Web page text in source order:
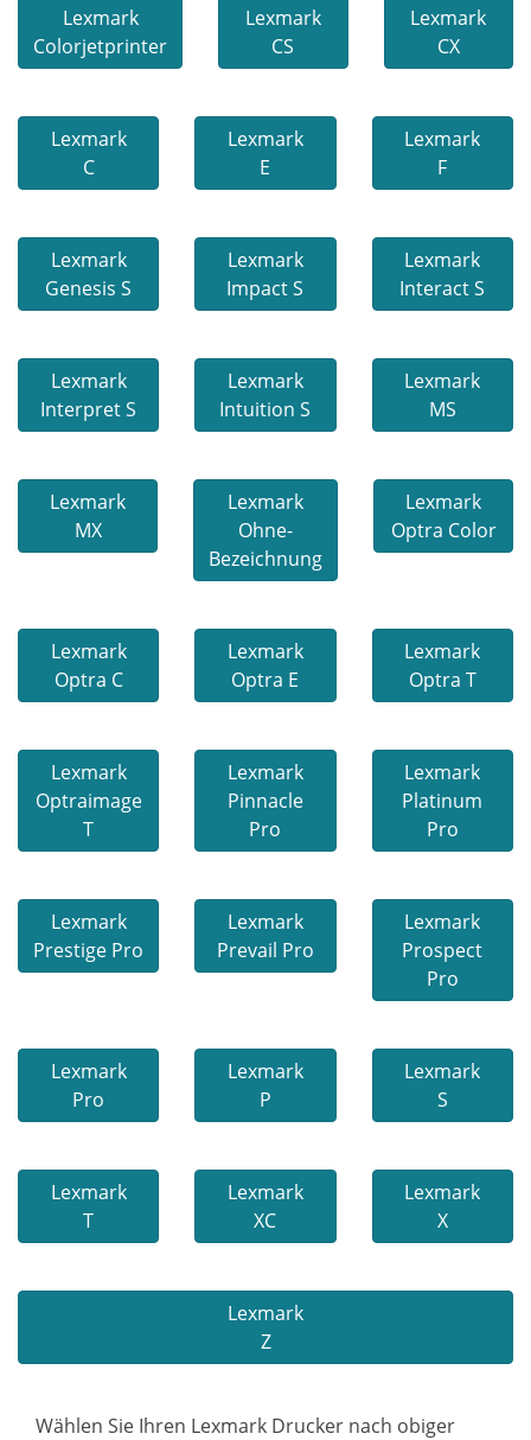
Lexmark
Colorjetprinter
Lexmark
CS
Lexmark
CX
Lexmark
C
Lexmark
E
Lexmark
F
Lexmark
Genesis S
Lexmark
Impact S
Lexmark
Interact S
Lexmark
Interpret S
Lexmark
Intuition S
Lexmark
MS
Lexmark
MX
Lexmark
Ohne-
Bezeichnung
Lexmark
Optra Color
Lexmark
Optra C
Lexmark
Optra E
Lexmark
Optra T
Lexmark
Optraimage
T
Lexmark
Pinnacle
Pro
Lexmark
Platinum
Pro
Lexmark
Prestige Pro
Lexmark
Prevail Pro
Lexmark
Prospect
Pro
Lexmark
Pro
Lexmark
P
Lexmark
S
Lexmark
T
Lexmark
XC
Lexmark
X
Lexmark
Z
Wählen Sie Ihren Lexmark Drucker nach obiger